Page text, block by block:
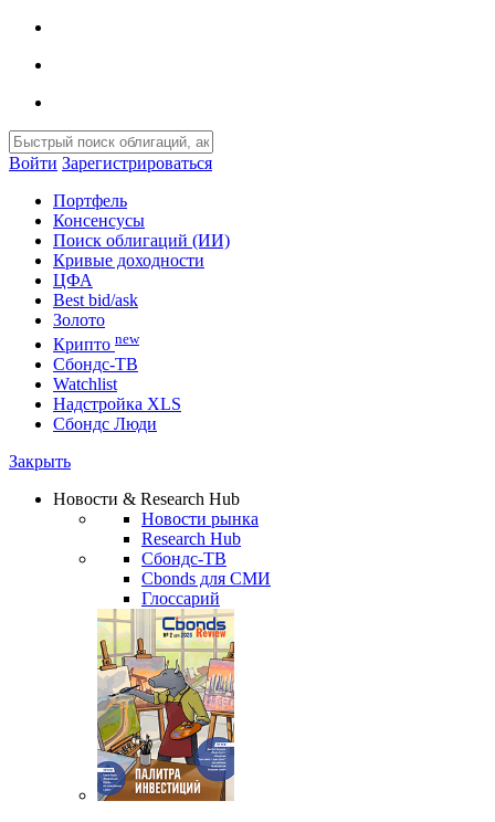
Войти Зарегистрироваться
Портфель
Консенсусы
Поиск облигаций (ИИ)
Кривые доходности
ЦФА
Best bid/ask
Золото
Крипто new
Сбондс-ТВ
Watchlist
Надстройка XLS
Сбондс Люди
Закрыть
Новости & Research Hub
Новости рынка
Research Hub
Сбондс-ТВ
Cbonds для СМИ
Глоссарий